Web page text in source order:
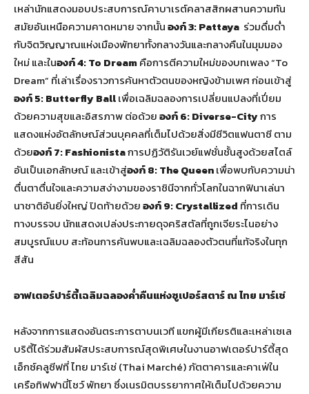
เหล่านักแสดงมอบประสบการณ์คาบาเรต์คลาสสิกผสานความทัน
สมัยอันเหนือความคาดหมาย จากนั้นองก์3: Pattaya ร่วมดื่มด่ำ
กับจิตวิญญาณแห่งเมืองพัทยาทั้งกลางวันและกลางคืนในมุมมอง
ใหม่ และในองก์4: To Dreamคือการตีความใหม่ของบทเพลง “To
Dream” ที่เล่าเรื่องราวการค้นหาตัวตนของหญิงข้ามเพศ ก่อนเข้าสู่
องก์5: Butterfly Ballเพื่อเฉลิมฉลองการเปลี่ยนแปลงที่เปี่ยม
ด้วยความสุขและอิสรภาพ ต่อด้วยองก์ 6: Diverse-Cityการ
แสดงแห่งอัตลักษณ์ส่วนบุคคลที่เต็มไปด้วยสิ่งมีชีวิตแฟนตาซี ตาม
ด้วยองก์7: Fashionistaการปฏิวัติรันเวย์แฟชั่นชั้นสูงด้วยสไตล์
อันเป็นเอกลักษณ์ และเข้าสู่องก์8: The Queenเพื่อพบกับความน่า
ตื่นตาตื่นใจและความสง่างามของราชินีจากทั่วโลกในฉากฟินาเล่นา
นาชาติอันยิ่งใหญ่ ปิดท้ายด้วยองก์ 9: Crystallized ที่การเดิน
ทางบรรจบ นักแสดงเปล่งประกายดุจคริสตัลที่ถูกเจียระไนอย่าง
สมบูรณ์แบบ สะท้อนการค้นพบและเฉลิมฉลองตัวตนที่แท้จริงในทุก
สีสัน
อาฟเตอร์ปาร์ตี้เฉลิมฉลองค่ำคืนแห่งซูเปอร์สตาร์ ณ ไทย มาร์เช่
หลังจากการแสดงอันตระการตาบนเวที แขกผู้มีเกียรติและเหล่าเซเล
บริตี้ได้ร่วมสัมผัสประสบการณ์สุดพิเศษในงานอาฟเตอร์ปาร์ตี้สุด
เอ็กซ์คลูซีฟที่ ไทย มาร์เช่ (Thai Marché) ภัตตาคารและคาเฟ่ใน
เครือทิฟฟานี่โชว์ พัทยา ซึ่งเนรมิตบรรยากาศให้เต็มไปด้วยความ